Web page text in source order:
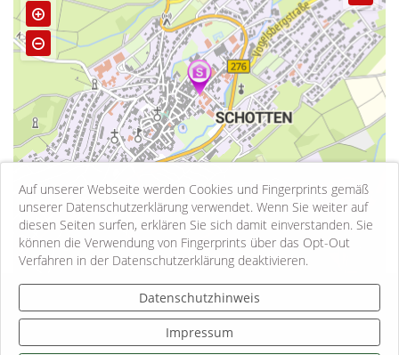
Auf unserer Webseite werden Cookies und Fingerprints gemäß
unserer Datenschutzerklärung verwendet. Wenn Sie weiter auf
diesen Seiten surfen, erklären Sie sich damit einverstanden. Sie
können die Verwendung von Fingerprints über das Opt-Out
Verfahren in der Datenschutzerklärung deaktivieren.
Datenschutzhinweis
Impressum
500 m
Impressum